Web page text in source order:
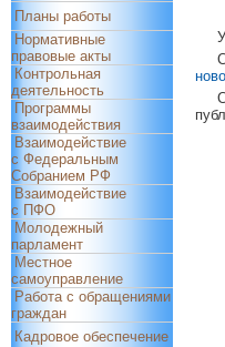
Планы работы
Нормативные
правовые акты
Контрольная
деятельность
Программы
взаимодействия
Взаимодействие
с Федеральным
Собранием РФ
Взаимодействие
с ПФО
Молодежный
парламент
Местное
самоуправление
Работа с обращениями
граждан
Кадровое обеспечение